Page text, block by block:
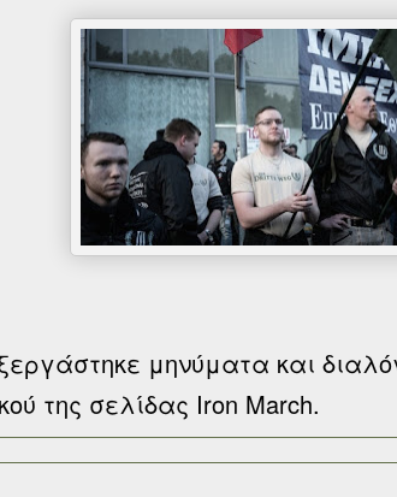
μηνύματα και
της σελίδας Iron March.